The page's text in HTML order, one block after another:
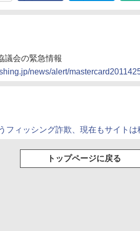
会の緊急情報
news/alert/
フィッシング詐欺、現在もサイト
トップページに戻る